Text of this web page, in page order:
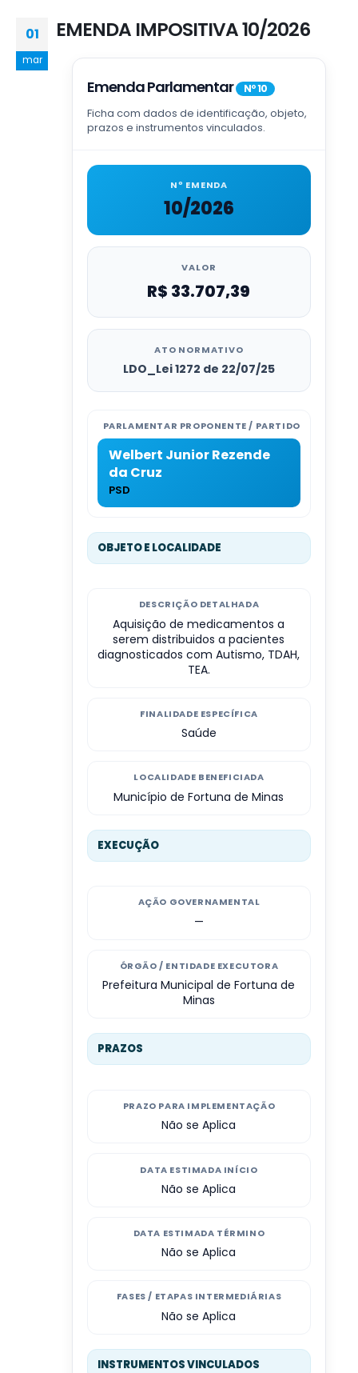
01
mar
EMENDA IMPOSITIVA 10/2026
Emenda Parlamentar Nº 10
Ficha com dados de identificação, objeto,
prazos e instrumentos vinculados.
Nº EMENDA
10/2026
VALOR
R$ 33.707,39
ATO NORMATIVO
LDO_Lei 1272 de 22/07/25
PARLAMENTAR PROPONENTE / PARTIDO
Welbert Junior Rezende
da Cruz
PSD
OBJETO E LOCALIDADE
DESCRIÇÃO DETALHADA
Aquisição de medicamentos a
serem distribuidos a pacientes
diagnosticados com Autismo, TDAH,
TEA.
FINALIDADE ESPECÍFICA
Saúde
LOCALIDADE BENEFICIADA
Município de Fortuna de Minas
EXECUÇÃO
AÇÃO GOVERNAMENTAL
—
ÓRGÃO / ENTIDADE EXECUTORA
Prefeitura Municipal de Fortuna de
Minas
PRAZOS
PRAZO PARA IMPLEMENTAÇÃO
Não se Aplica
DATA ESTIMADA INÍCIO
Não se Aplica
DATA ESTIMADA TÉRMINO
Não se Aplica
FASES / ETAPAS INTERMEDIÁRIAS
Não se Aplica
INSTRUMENTOS VINCULADOS